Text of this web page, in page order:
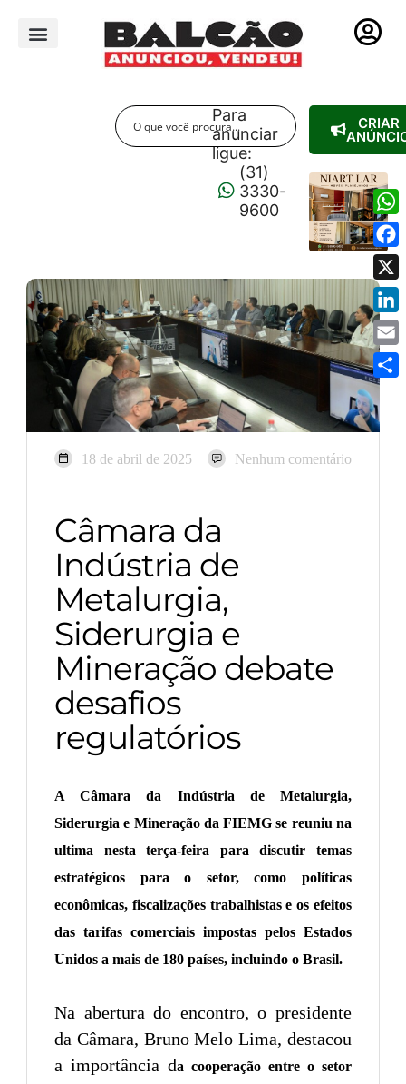
Para
anunciar
ligue:
(31)
3330-
9600
CRIAR
18 de abril de 2025 Nenhum comentário
Câmara da
Indústria de
Metalurgia,
Siderurgia e
Mineração debate
desafios
regulatórios
A Câmara da Indústria de Metalurgia,
Siderurgia e Mineração da FIEMG se reuniu na
ultima nesta terça-feira para discutir temas
estratégicos para o setor, como políticas
econômicas, fiscalizações trabalhistas e os efeitos
das tarifas comerciais impostas pelos Estados
Unidos a mais de 180 países, incluindo o Brasil.
Na abertura do encontro, o presidente
da Câmara, Bruno Melo Lima, destacou
a importância da cooperação entre o setor
X